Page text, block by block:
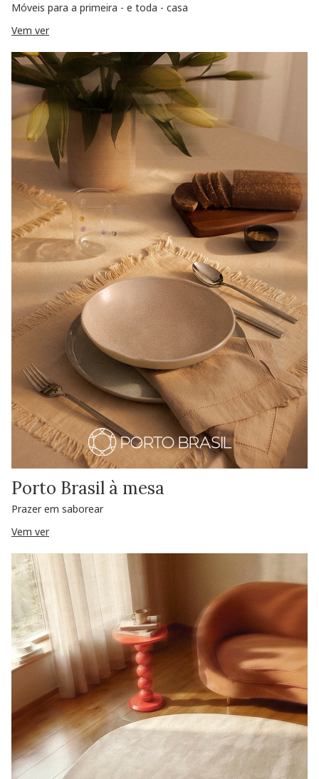
Móveis para a primeira - e toda - casa
Vem ver
Porto Brasil à mesa
Prazer em saborear
Vem ver